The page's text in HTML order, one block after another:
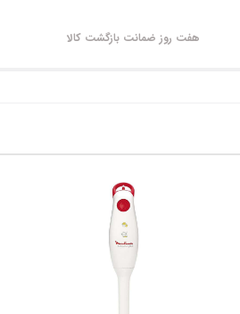
هفت روز ضمانت بازگشت کالا